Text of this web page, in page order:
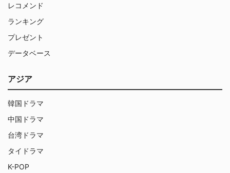
レコメンド
ランキング
プレゼント
データベース
アジア
韓国ドラマ
中国ドラマ
台湾ドラマ
タイドラマ
K-POP